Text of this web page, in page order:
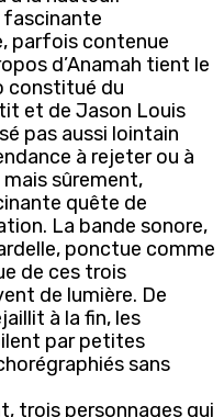
fascinante
parfois contenue
d’Anamah tient le
constitué du
et de Jason Louis
pas aussi lointain
à rejeter ou à
sûrement,
quête de
La bande sonore,
ponctue comme
de ces trois
de lumière. De
à la fin, les
par petites
sans
trois personnages qui